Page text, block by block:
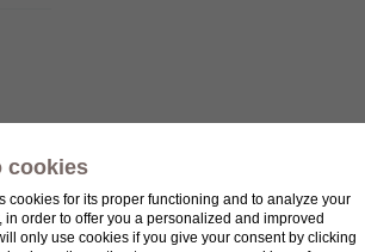
cookies
cookies for its proper functioning and to analyze your
in order to offer you a personalized and improved
only use cookies if you give your consent by clicking